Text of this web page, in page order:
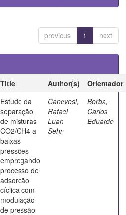
previous 1 next
Title Author(s)
Orientador
Estudo da
separação
de misturas
CO2/CH4 a
baixas
pressões
empregando
processo de
adsorção
cíclica com
modulação
de pressão
Canevesi,
Rafael
Luan
Sehn
Borba,
Carlos
Eduardo